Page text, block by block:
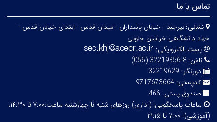
تماس با ما
نشانی: بیرجند - خیابان پاسداران - میدان قدس - ابتدای خیابان قدس -
جهاد دانشگاهی خراسان جنوبی
پست الکترونیکی:
تلفن: 8-32219356 (056)
دورنگار: 32219629
کدپستی: 9717673664
صندوق پستی: 466
ساعات پاسخگویی:
(اداری) روزهای شنبه تا چهارشنبه ساعت:۷:۰۰ تا ۱۴:۳۰،
(آموزشی): ۷:۰۰ تا ۲۱:۱۵